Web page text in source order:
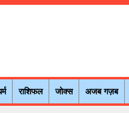
राशिफल जोक्स अजब गज़ब